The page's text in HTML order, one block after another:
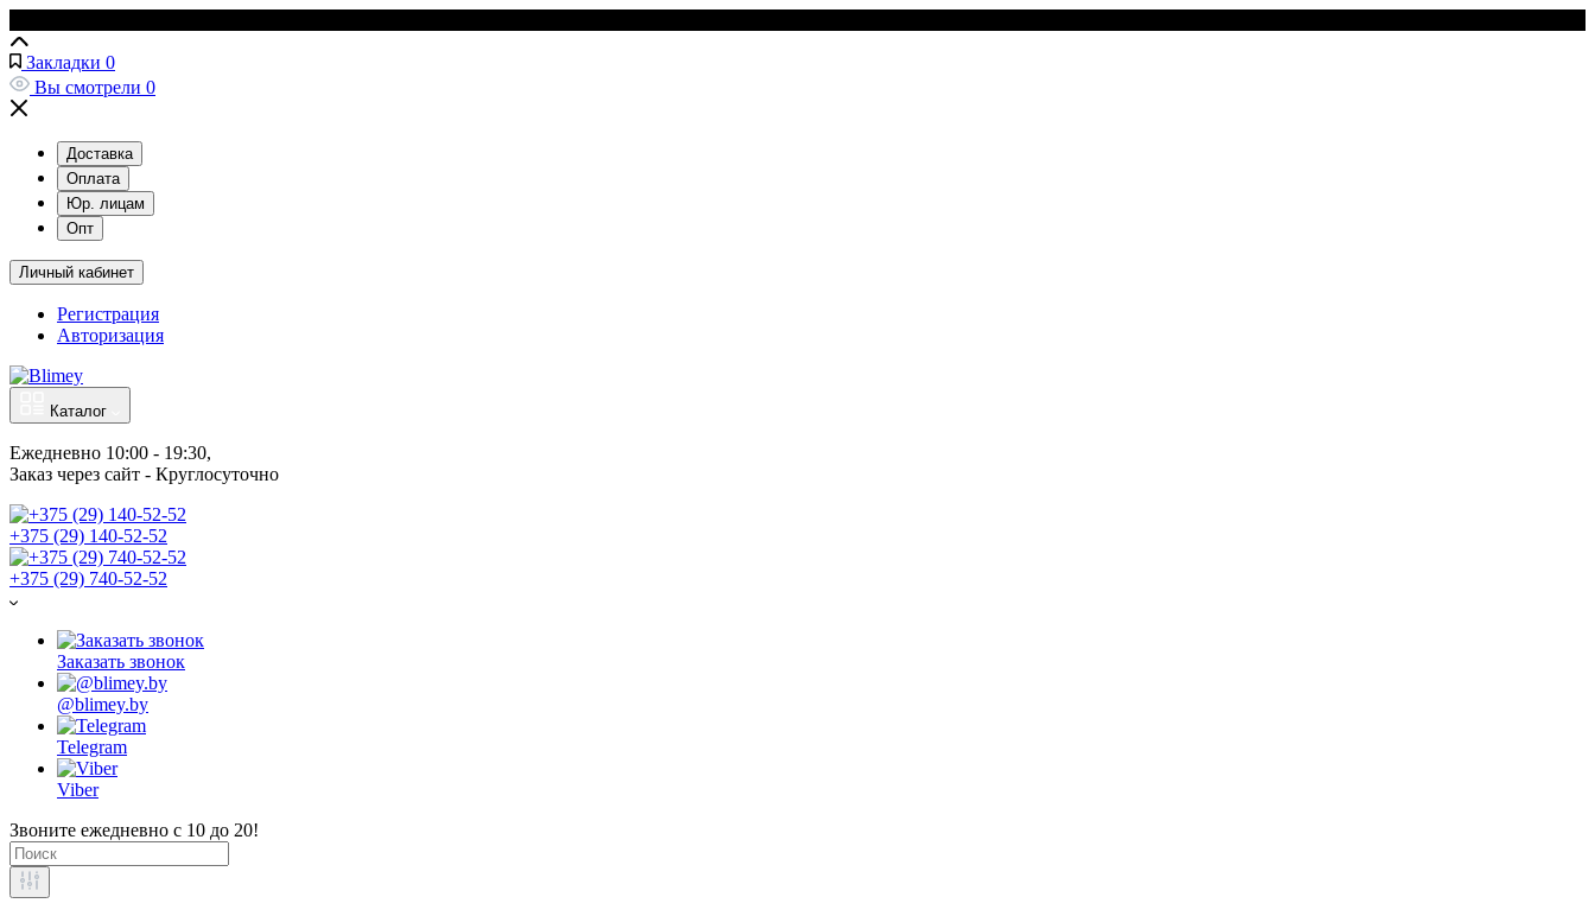
Закладки 0
Вы смотрели 0
Доставка
Оплата
Юр. лицам
Опт
Личный кабинет
Регистрация
Авторизация
Каталог
Ежедневно 10:00 - 19:30,
Заказ через сайт - Круглосуточно
+375 (29) 140-52-52
+375 (29) 740-52-52
Заказать звонок
@blimey.by
Telegram
Viber
Звоните ежедневно с 10 до 20!